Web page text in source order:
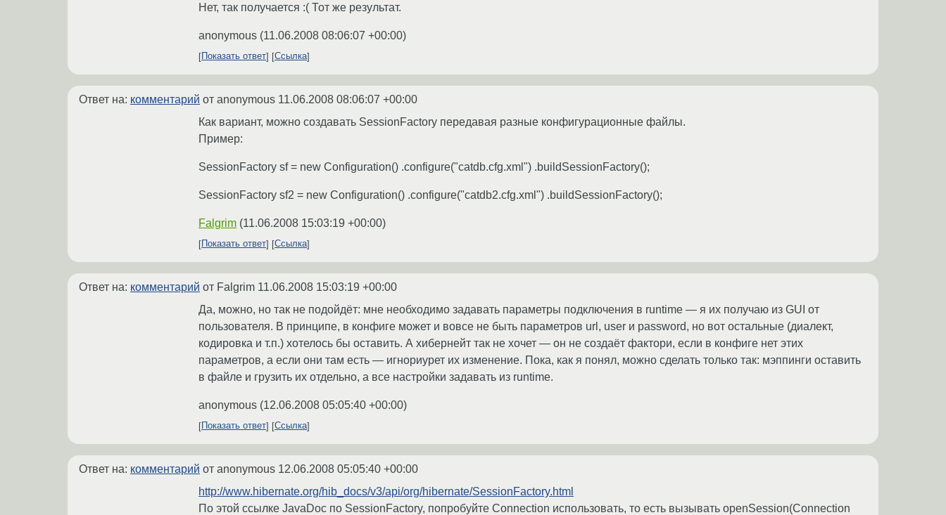
Нет, так получается :( Тот же результат.
anonymous (11.06.2008 08:06:07 +00:00)
Показать ответ Ссылка
Ответ на: комментарий от anonymous 11.06.2008 08:06:07 +00:00
Как вариант, можно создавать SessionFactory передавая разные конфигурационные файлы.
Пример:
SessionFactory sf = new Configuration() .configure("catdb.cfg.xml") .buildSessionFactory();
SessionFactory sf2 = new Configuration() .configure("catdb2.cfg.xml") .buildSessionFactory();
Falgrim (11.06.2008 15:03:19 +00:00)
Показать ответ Ссылка
Ответ на: комментарий от Falgrim 11.06.2008 15:03:19 +00:00
Да, можно, но так не подойдёт: мне необходимо задавать параметры подключения в runtime — я их получаю из GUI от
пользователя. В принципе, в конфиге может и вовсе не быть параметров url, user и password, но вот остальные (диалект,
кодировка и т.п.) хотелось бы оставить. А хибернейт так не хочет — он не создаёт фактори, если в конфиге нет этих
параметров, а если они там есть — игнориурет их изменение. Пока, как я понял, можно сделать только так: мэппинги оставить
в файле и грузить их отдельно, а все настройки задавать из runtime.
anonymous (12.06.2008 05:05:40 +00:00)
Показать ответ Ссылка
Ответ на: комментарий от anonymous 12.06.2008 05:05:40 +00:00
http://www.hibernate.org/hib_docs/v3/api/org/hibernate/SessionFactory.html
По этой ссылке JavaDoc по SessionFactory, попробуйте Connection использовать, то есть вызывать openSession(Connection